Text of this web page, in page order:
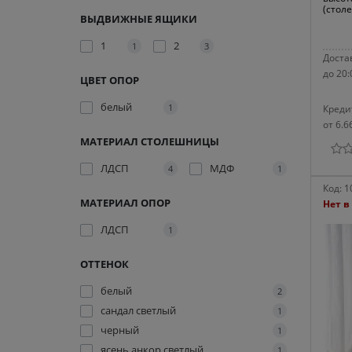
ВЫДВИЖНЫЕ ЯЩИКИ
1
1 2 3
ЦВЕТ ОПОР
белый
1
МАТЕРИАЛ СТОЛЕШНИЦЫ
ЛДСП
4 МДФ 1
МАТЕРИАЛ ОПОР
ЛДСП
1
ОТТЕНОК
белый
2
сандал светлый 1
черный 1
до
от
Код:
Нет